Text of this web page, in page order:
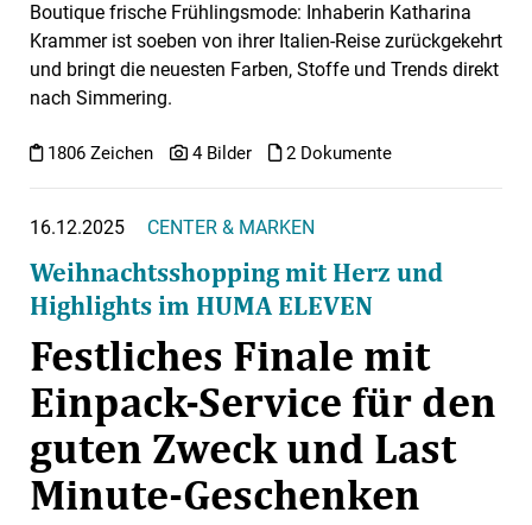
Boutique frische Frühlingsmode: Inhaberin Katharina
Krammer ist soeben von ihrer Italien-Reise zurückgekehrt
und bringt die neuesten Farben, Stoffe und Trends direkt
nach Simmering.
1806 Zeichen 4 Bilder 2 Dokumente
16.12.2025 CENTER & MARKEN
Weihnachtsshopping mit Herz und
Highlights im HUMA ELEVEN
Festliches Finale mit
Einpack-Service für den
guten Zweck und Last
Minute-Geschenken